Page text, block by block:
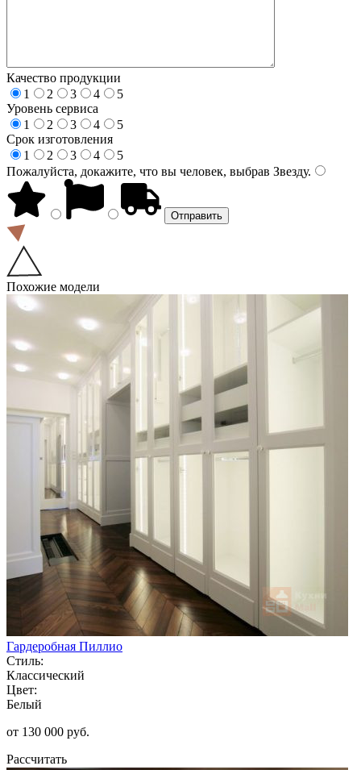
Качество продукции
1
2 3 4
5
Уровень сервиса
1
2 3 4
5
Срок изготовления
1
2 3 4
5
Пожалуйста, докажите, что вы человек, выбрав Звезду.
Похожие модели
Гардеробная Пиллио
Стиль:
Классический
Цвет:
Белый
от 130 000 руб.
Рассчитать